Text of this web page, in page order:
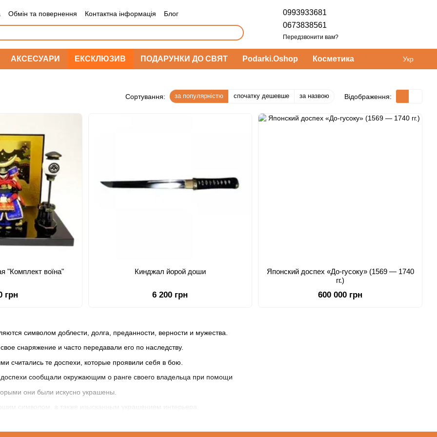
Обмін та повернення Контактна інформація Блог
0993933681
0673838561
Передзвонити вам?
АКСЕСУАРИ ЕКСКЛЮЗИВ ПОДАРУНКИ ДО СВЯТ Podarki.Oshop Косметика Укр
Сортування: за популярністю спочатку дешевше за назвою Відображення:
символом доблести, долга, преданности, верности и мужества.
снаряжение и часто передавали его по наследству.
считались те доспехи, которые проявили себя в бою.
сообщали окружающим о ранге своего владельца при помощи
они были искусно украшены.
символом, а также изысканным украшением интерьера.
"Комплект воїна"
грн
Кинджал йорой доши
6 200 грн
Японский доспех «До-гусоку» (1569 — 1740
гг.)
600 000 грн